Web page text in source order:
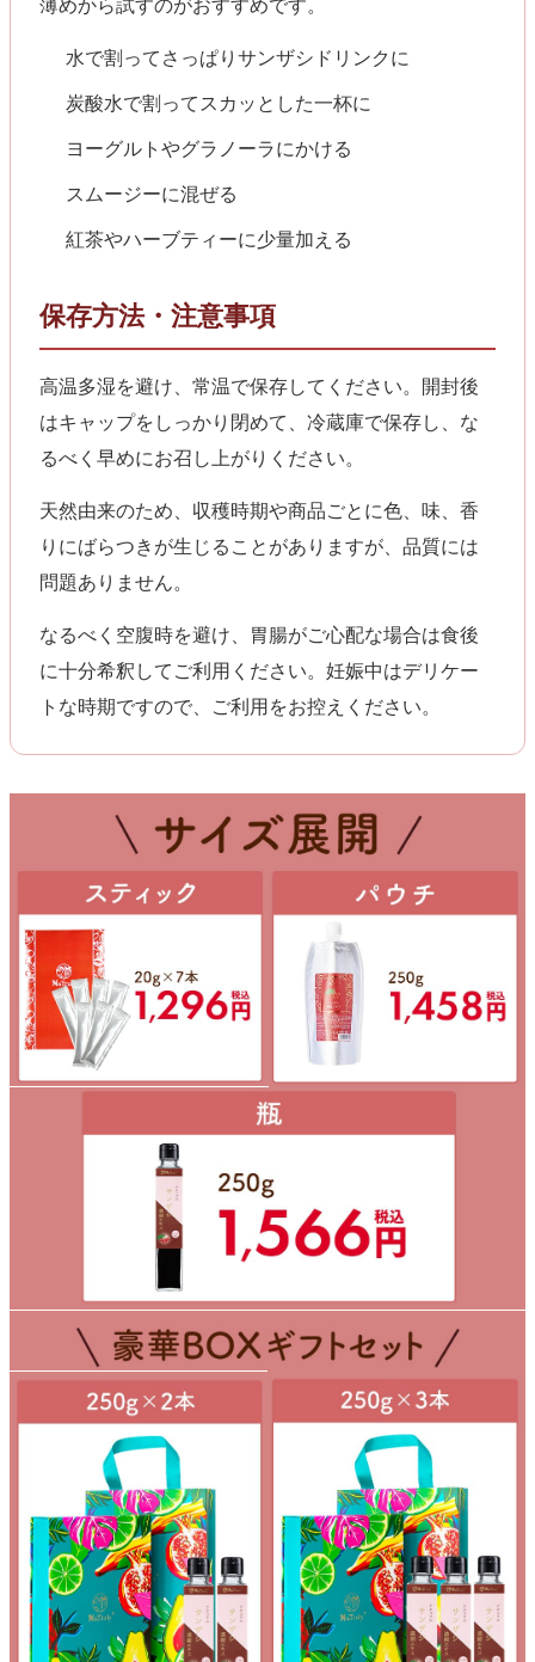
薄めから試すのがおすすめです。
水で割ってさっぱりサンザシドリンクに
炭酸水で割ってスカッとした一杯に
ヨーグルトやグラノーラにかける
スムージーに混ぜる
紅茶やハーブティーに少量加える
保存方法・注意事項
高温多湿を避け、常温で保存してください。開封後
はキャップをしっかり閉めて、冷蔵庫で保存し、な
るべく早めにお召し上がりください。
天然由来のため、収穫時期や商品ごとに色、味、香
りにばらつきが生じることがありますが、品質には
問題ありません。
なるべく空腹時を避け、胃腸がご心配な場合は食後
に十分希釈してご利用ください。妊娠中はデリケー
トな時期ですので、ご利用をお控えください。